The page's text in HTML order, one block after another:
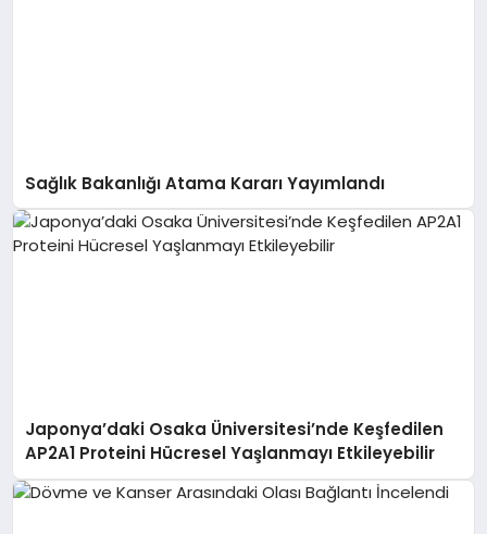
Sağlık Bakanlığı Atama Kararı Yayımlandı
Japonya’daki Osaka Üniversitesi’nde Keşfedilen
AP2A1 Proteini Hücresel Yaşlanmayı Etkileyebilir